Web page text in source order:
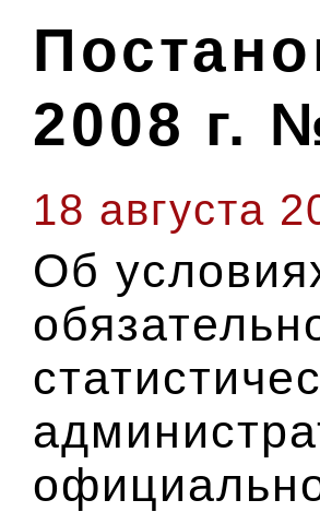
2008 г.
18 августа
Об